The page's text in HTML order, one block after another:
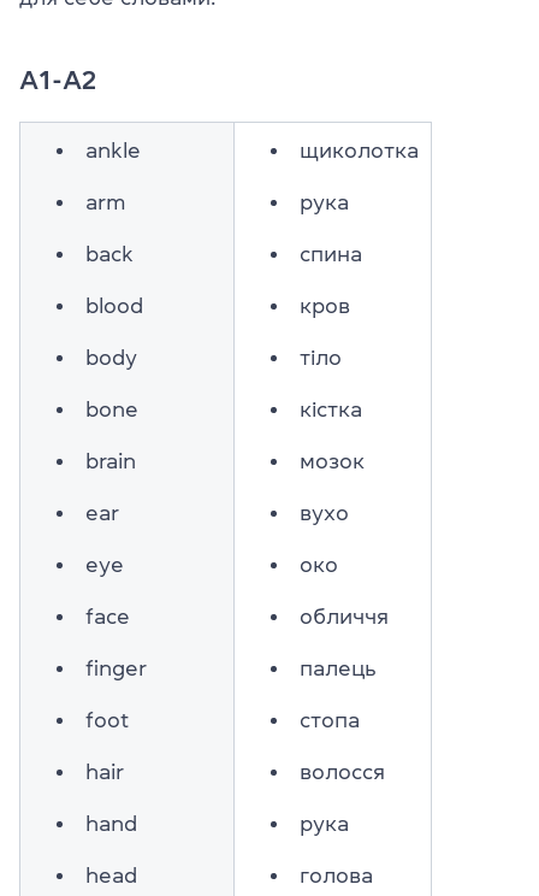
А1-А2
ankle
arm
back
blood
body
bone
brain
ear
eye
face
finger
foot
hair
hand
head
щиколотка
рука
спина
кров
тіло
кістка
мозок
вухо
око
обличчя
палець
стопа
волосся
рука
голова